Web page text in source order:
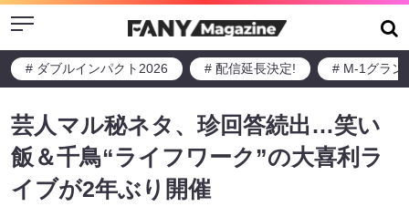
Menu
# ダブルインパクト2026 # 配信延長決定! # M-1グラン
芸人マル秘ネタ、珍回答続出…笑い
飯＆千鳥“ライフワーク”の大喜利ラ
イブが2年ぶり開催